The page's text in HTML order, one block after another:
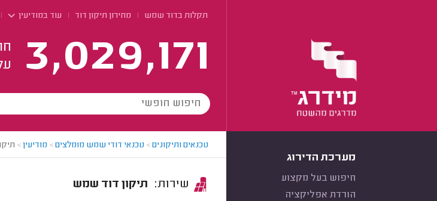
תקלות בדוד שמש מחירון תיקון דוד עוד במודיעין
3,029,171
מערכת הדירוג
חיפוש בעל מקצוע
הורדת אפליקציה
טכנאים ותיקונים> טכנאי דודי שמש מומלצים> מודיעין>
תיקון דוד שמש